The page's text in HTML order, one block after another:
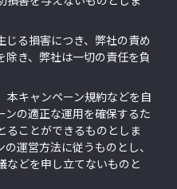
る損害につき、弊社の責め
除き、弊社は一切の責任を負
本キャンペーン規約などを自
ンの適正な運用を確保するた
ることができるものとしま
運営方法に従うものとし、
などを申し立てないものと